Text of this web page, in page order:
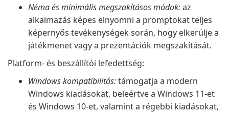
Néma és minimális megszakításos módok:az
alkalmazás képes elnyomni a promptokat teljes
képernyős tevékenységek során, hogy elkerülje a
játékmenet vagy a prezentációk megszakítását.
Platform- és beszállítói lefedettség:
Windows kompatibilitás:támogatja a modern
Windows kiadásokat, beleértve a Windows 11-et
és Windows 10-et, valamint a régebbi kiadásokat,